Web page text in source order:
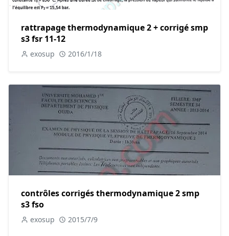
rattrapage thermodynamique 2 + corrigé smp
s3 fsr 11-12
exosup 2016/1/18
contrôles corrigés thermodynamique 2 smp
s3 fso
exosup 2015/7/9